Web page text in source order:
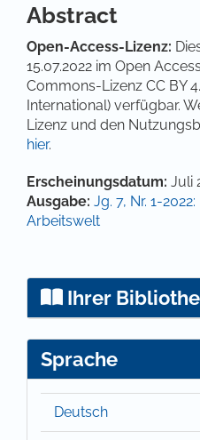
Abstract
Open-Access-Lizenz:
15.07.2022 im Open
Commons-Lizenz CC BY
International) verfügbar.
Lizenz und den
hier.
Artikel-Details
Erscheinungsdatum: Juli
Ausgabe: Jg. 7, Nr. 1-
Arbeitswelt
Ihrer
Sprache
Deutsch